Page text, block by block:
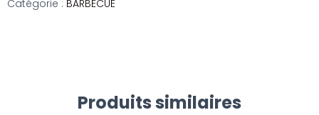
Catégorie : BARBECUE
Produits similaires